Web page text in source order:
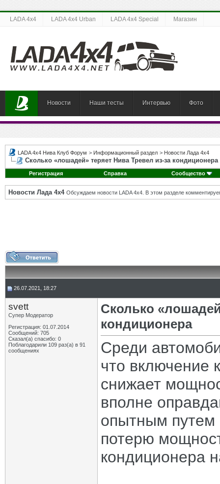
LADA 4x4 LADA 4x4 Urban LADA 4x4 Special Магазин
Новости Наши тесты Интервью Фото
LADA 4x4 Нива Клуб Форум > Информационный раздел > Новости Лада 4х4
Сколько «лошадей» теряет Нива Тревел из-за кондиционера
Регистрация Справка Сообщество
Новости Лада 4х4 Обсуждаем новости LADA 4x4. В этом разделе
26.07.2021, 18:27
svett
Супер Модератор
Регистрация: 01.07.2014
Сообщений: 705
Сказал(а) спасибо: 0
Поблагодарили 109 раз(а) в 91
сообщениях
Сколько
кондиционера
Среди
что включение
снижает
вполне
опытным
потерю
кондиционера